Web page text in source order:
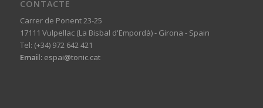
CONTACTE
Carrer de Ponent 23-25
17111 Vulpellac (La Bisbal d'Empordà) - Girona - Spain
Tel: (+34) 972 642 421
Email:espai@tonic.cat